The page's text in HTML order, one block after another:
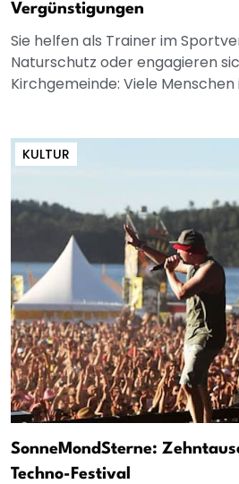
Vergünstigungen
Sie helfen als Trainer im
Naturschutz oder engagieren
Kirchgemeinde: Viele Menschen
KULTUR
SonneMondSterne:
Techno-Festival